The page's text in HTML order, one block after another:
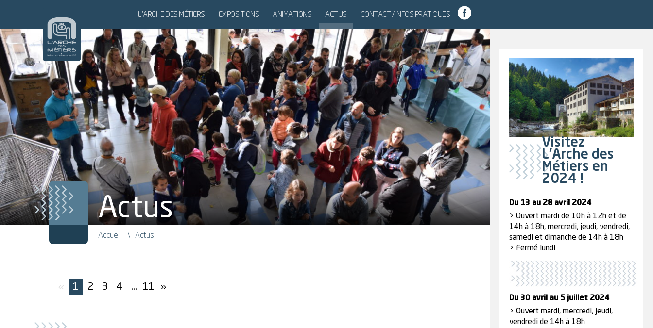
L’ARCHE DES MÉTIERS
L’ARCHE DES MÉTIERS,
LE SITE
NOS PARTENAIRES
POUR LES GROUPES
POUR LES SCOLAIRES
EXPOSITIONS
DES
EXPOSITIONS
ITINÉRANTES
ANIMATIONS ACTUS CONTACT / INFOS PRATIQUES
Actus
Accueil Actus
« 1 2 3 4 ... 11 »
Visitez
L'Arche des
Métiers en
2024 !
Du 13 au 28 avril 2024
> Ouvert mardi de 10h à 12h et de
14h à 18h, mercredi, jeudi, vendredi,
samedi et dimanche de 14h à 18h
> Fermé lundi
Du 30 avril au 5 juillet 2024
> Ouvert mardi, mercredi, jeudi,
vendredi de 14h à 18h